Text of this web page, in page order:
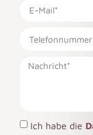
Ich habe die